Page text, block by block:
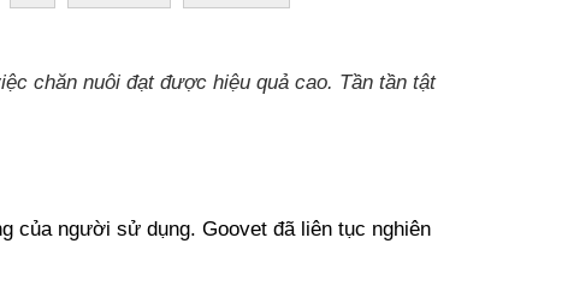
chăn nuôi đạt được hiệu quả cao. Tần tần tật
của người sử dụng. Goovet đã liên tục nghiên